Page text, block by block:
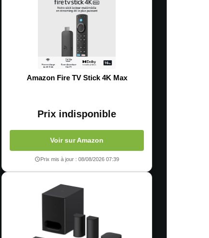
Amazon Fire TV Stick 4K Max
Prix indisponible
Voir sur Amazon
Prix mis à jour : 08/08/2026 07:39